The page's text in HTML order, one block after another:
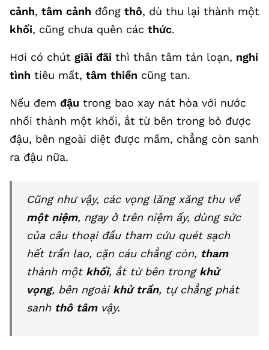
cảnh, tâm cảnh đồng thô, dù thu lại thành một
khối, cũng chưa quên các thức.
Hơi có chút giãi đãi thì thân tâm tán loạn, nghi
tình tiêu mất, tâm thiền cũng tan.
Nếu đem đậu trong bao xay nát hòa với nước
nhồi thành một khối, ắt từ bên trong bỏ được
đậu, bên ngoài diệt được mầm, chẳng còn sanh
ra đậu nữa.
Cũng như vậy, các vọng lăng xăng thu về
một niệm, ngay ở trên niệm ấy, dùng sức
của câu thoại đầu tham cứu quét sạch
hết trần lao, cặn cáu chẳng còn, tham
thành một khối, ắt từ bên trong khử
vọng, bên ngoài khử trần, tự chẳng phát
sanh thô tâmvậy.